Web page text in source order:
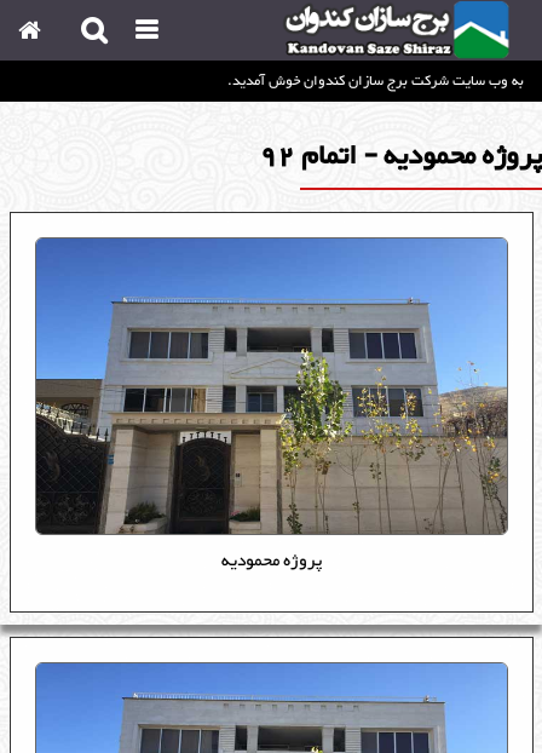
صفحه اصلی
چشم انداز
View
Resume
پروژه ها
Project's
استخدام
تماس با ما
Contact Us
به وب سایت شرکت برج سازان کندوان خوش آمدید.
پروژه محمودیه - اتمام 92
پروژه محمودیه